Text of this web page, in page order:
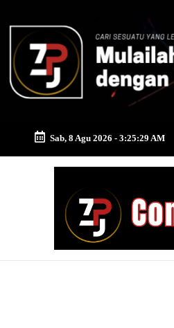
content
Sab, 8 Agu 2026 - 3:25:30 AM